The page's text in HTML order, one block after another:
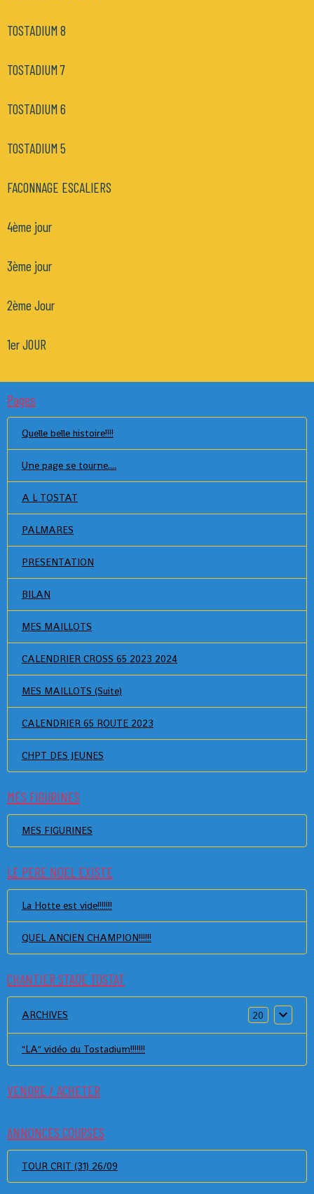
TOSTADIUM 8
TOSTADIUM 7
TOSTADIUM 6
TOSTADIUM 5
FACONNAGE ESCALIERS
4ème jour
3ème jour
2ème Jour
1er JOUR
Pages
Quelle belle histoire!!!!
Une page se tourne....
A L TOSTAT
PALMARES
PRESENTATION
BILAN
MES MAILLOTS
CALENDRIER CROSS 65 2023 2024
MES MAILLOTS (Suite)
CALENDRIER 65 ROUTE 2023
CHPT DES JEUNES
MES FIGURINES
MES FIGURINES
LE PERE NOEL EXISTE
La Hotte est vide!!!!!!!
QUEL ANCIEN CHAMPION!!!!!!
CHANTIER STADE TOSTAT
ARCHIVES 20
"LA" vidéo du Tostadium!!!!!!!
VENDRE / ACHETER
ANNONCES COURSES
TOUR CRIT (31) 26/09